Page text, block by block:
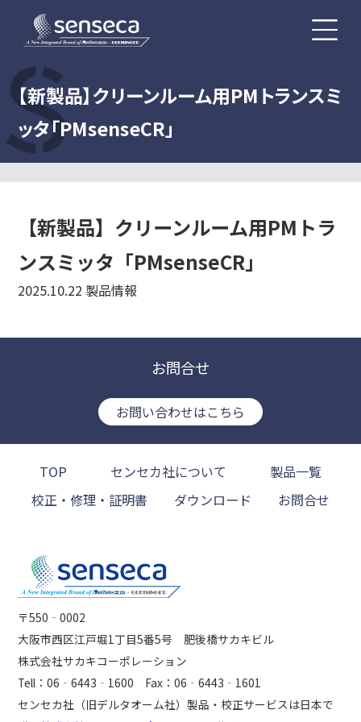
【新製品】クリーンルーム用PMトランスミ
ッタ「PMsenseCR」
【新製品】クリーンルーム用PMトラ
ンスミッタ「PMsenseCR」
2025.10.22 製品情報
お問合せ
お問い合わせはこちら
TOP センセカ社について
製品一覧
校正・修理・証明書
ダウンロード お問合せ
〒550‐0002
大阪市西区江戸堀1丁目5番5号 肥後橋サカキビル
株式会社サカキコーポレーション
Tell：06‐6443‐1600 Fax：06‐6443‐1601
センセカ社（旧デルタオーム社）製品・校正サービスは日本で